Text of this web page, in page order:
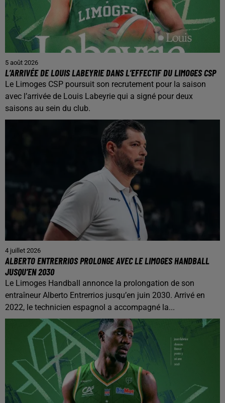
5 août 2026
L’ARRIVÉE DE LOUIS LABEYRIE DANS L’EFFECTIF DU LIMOGES CSP
Le Limoges CSP poursuit son recrutement pour la saison
avec l’arrivée de Louis Labeyrie qui a signé pour deux
saisons au sein du club.
4 juillet 2026
ALBERTO ENTRERRIOS PROLONGE AVEC LE LIMOGES HANDBALL
JUSQU’EN 2030
Le Limoges Handball annonce la prolongation de son
entraîneur Alberto Entrerrios jusqu’en juin 2030. Arrivé en
2022, le technicien espagnol a accompagné la...